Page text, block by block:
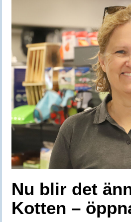
Nu blir det
Kotten –